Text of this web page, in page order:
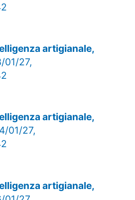
artigianale,
01/27,
artigianale,
01/27,
artigianale,